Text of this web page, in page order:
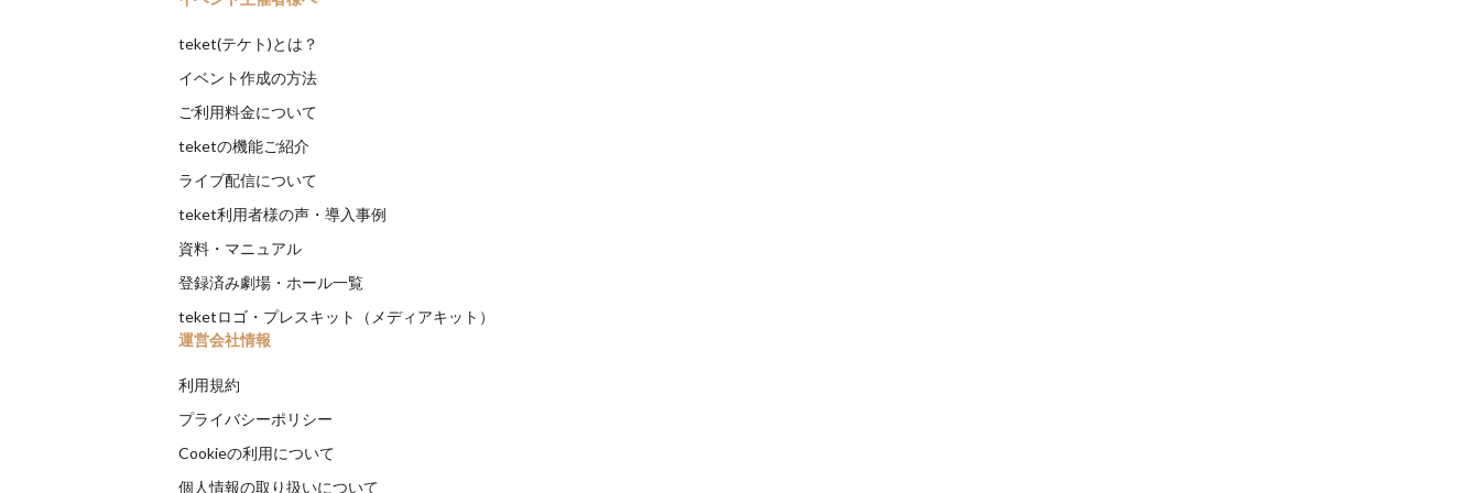
teket(テケト)とは？
イベント作成の方法
ご利用料金について
teketの機能ご紹介
ライブ配信について
teket利用者様の声・導入事例
資料・マニュアル
登録済み劇場・ホール一覧
teketロゴ・プレスキット（メディアキット）
運営会社情報
利用規約
プライバシーポリシー
Cookieの利用について
個人情報の取り扱いについて